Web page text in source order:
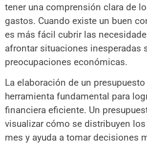
tener una comprensión clara de
gastos. Cuando existe un buen
es más fácil cubrir las
afrontar situaciones inesperadas
preocupaciones económicas.
La elaboración de un
herramienta fundamental para
financiera eficiente. Un
visualizar cómo se distribuyen
mes y ayuda a tomar decisiones